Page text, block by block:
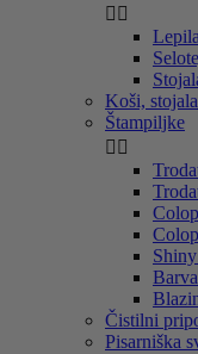
 
Lepila
Koši,
Štampiljke
 
Čistilni
Pisarniška